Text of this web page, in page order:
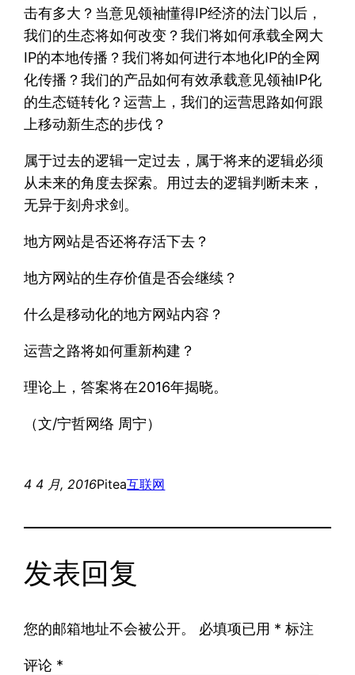
击有多大？当意见领袖懂得IP经济的法门以后，
我们的生态将如何改变？我们将如何承载全网大
IP的本地传播？我们将如何进行本地化IP的全网
化传播？我们的产品如何有效承载意见领袖IP化
的生态链转化？运营上，我们的运营思路如何跟
上移动新生态的步伐？
属于过去的逻辑一定过去，属于将来的逻辑必须
从未来的角度去探索。用过去的逻辑判断未来，
无异于刻舟求剑。
地方网站是否还将存活下去？
地方网站的生存价值是否会继续？
什么是移动化的地方网站内容？
运营之路将如何重新构建？
理论上，答案将在2016年揭晓。
（文/宁哲网络 周宁）
4 4 月, 2016Pitea互联网
发表回复
您的邮箱地址不会被公开。 必填项已用 * 标注
评论 *